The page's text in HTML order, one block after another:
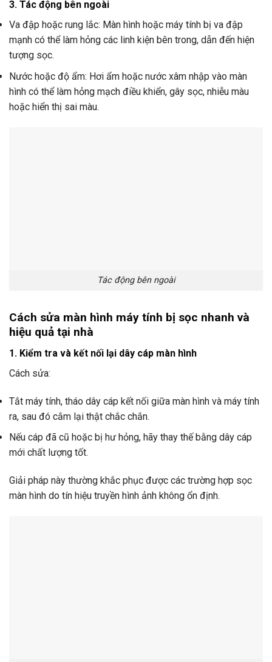
3. Tác động bên ngoài
Va đập hoặc rung lắc: Màn hình hoặc máy tính bị va đập
mạnh có thể làm hỏng các linh kiện bên trong, dẫn đến hiện
tượng sọc.
Nước hoặc độ ẩm: Hơi ẩm hoặc nước xâm nhập vào màn
hình có thể làm hỏng mạch điều khiển, gây sọc, nhiễu màu
hoặc hiển thị sai màu.
Tác động bên ngoài
Cách sửa màn hình máy tính bị sọc nhanh và
hiệu quả tại nhà
1. Kiểm tra và kết nối lại dây cáp màn hình
Cách sửa:
Tắt máy tính, tháo dây cáp kết nối giữa màn hình và máy tính
ra, sau đó cắm lại thật chắc chắn.
Nếu cáp đã cũ hoặc bị hư hỏng, hãy thay thế bằng dây cáp
mới chất lượng tốt.
Giải pháp này thường khắc phục được các trường hợp sọc
màn hình do tín hiệu truyền hình ảnh không ổn định.